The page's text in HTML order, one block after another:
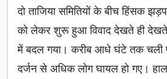
दो ताजिया समितियों के बीच हिंसक
को लेकर शुरू हुआ विवाद देखते ही देखते
में बदल गया। करीब आधे घंटे तक चली
दर्जन से अधिक लोग घायल हो गए।